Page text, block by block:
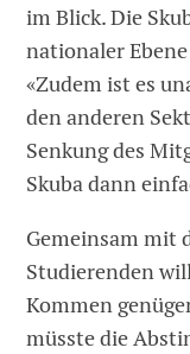
im Blick. Die
nationaler
«Zudem ist es
den anderen
Senkung des
Skuba dann
Gemeinsam mit
Studierenden
Kommen
müsste die